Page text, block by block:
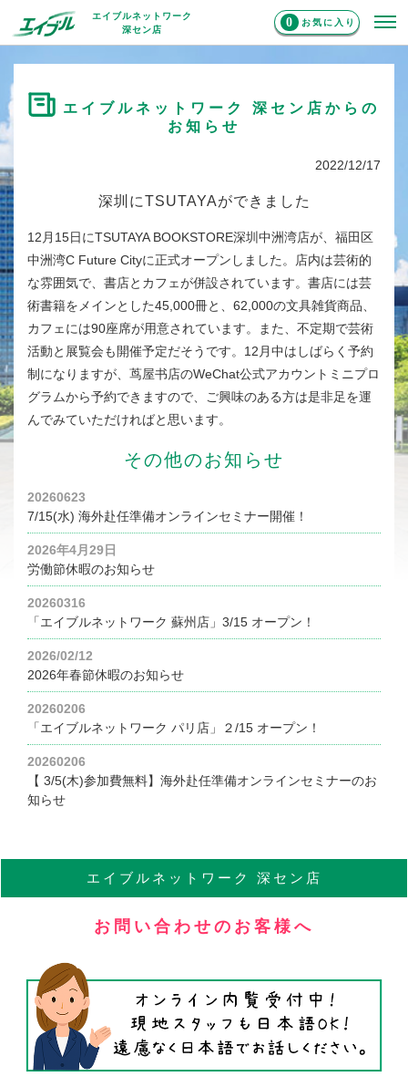
エイブルネットワーク
深セン店
0 お気に入り
エイブルネットワーク 深セン店からの
お知らせ
2022/12/17
深圳にTSUTAYAができました
12月15日にTSUTAYA BOOKSTORE深圳中洲湾店が、福田区
中洲湾C Future Cityに正式オープンしました。店内は芸術的
な雰囲気で、書店とカフェが併設されています。書店には芸
術書籍をメインとした45,000冊と、62,000の文具雑貨商品、
カフェには90座席が用意されています。また、不定期で芸術
活動と展覧会も開催予定だそうです。12月中はしばらく予約
制になりますが、茑屋书店のWeChat公式アカウントミニプロ
グラムから予約できますので、ご興味のある方は是非足を運
んでみていただければと思います。
その他のお知らせ
20260623
7/15(水) 海外赴任準備オンラインセミナー開催！
2026年4月29日
労働節休暇のお知らせ
20260316
「エイブルネットワーク 蘇州店」3/15 オープン！
2026/02/12
2026年春節休暇のお知らせ
20260206
「エイブルネットワーク パリ店」２/15 オープン！
20260206
【 3/5(木)参加費無料】海外赴任準備オンラインセミナーのお
知らせ
エイブル ネットワーク 深セン店
お問い合わせのお客様へ